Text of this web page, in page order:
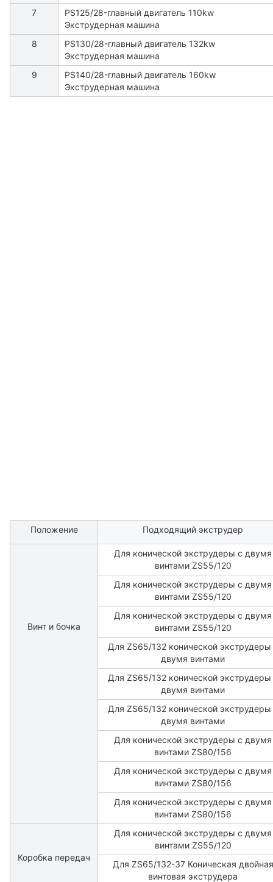
7
PS125/28-главный двигатель 110kw
Экструдерная машина
8
PS130/28-главный двигатель 132kw
Экструдерная машина
9
PS140/28-главный двигатель 160kw
Экструдерная машина
Положение Подходящий экструдер
Винт и бочка
Для конической экструдеры с двумя
винтами ZS55/120
Для конической экструдеры с двумя
винтами ZS55/120
Для конической экструдеры с двумя
винтами ZS55/120
Для ZS65/132 конической экструдеры
двумя винтами
Для ZS65/132 конической экструдеры
двумя винтами
Для ZS65/132 конической экструдеры
двумя винтами
Для конической экструдеры с двумя
винтами ZS80/156
Для конической экструдеры с двумя
винтами ZS80/156
Для конической экструдеры с двумя
винтами ZS80/156
Коробка передач
Для конической экструдеры с двумя
винтами ZS55/120
Для ZS65/132-37 Коническая двойная
винтовая экструдера